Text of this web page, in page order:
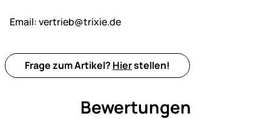
Email:vertrieb@trixie.de
Frage zum Artikel? Hierstellen!
Bewertungen